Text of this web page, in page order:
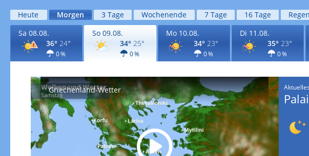
Heute Morgen 3 Tage Wochenende 7 Tage 16 Tage
Sa 08.08.
36° 24°
0 %
So 09.08.
34° 25°
0 %
Mo 10.08.
34° 23°
0 %
Di 11.08.
35° 23°
0 %
Griechenland-Wetter